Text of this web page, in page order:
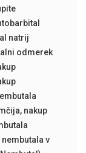
natrij
odmerek
, nakup
v